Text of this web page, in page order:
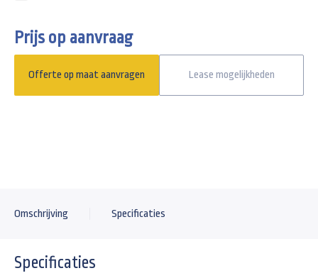
Prijs op aanvraag
Offerte op maat aanvragen Lease mogelijkheden
Omschrijving Specificaties
Specificaties